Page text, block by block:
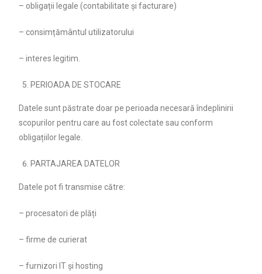
– obligații legale (contabilitate și facturare)
– consimțământul utilizatorului
– interes legitim.
PERIOADA DE STOCARE
Datele sunt păstrate doar pe perioada necesară îndeplinirii
scopurilor pentru care au fost colectate sau conform
obligațiilor legale.
PARTAJAREA DATELOR
Datele pot fi transmise către:
– procesatori de plăți
– firme de curierat
– furnizori IT și hosting